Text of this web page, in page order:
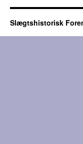
Slægtshistorisk